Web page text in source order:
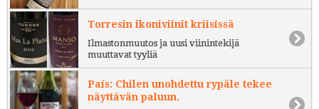
Torresin ikoniviinit kriisissä
Ilmastonmuutos ja uusi viinintekijä
muuttavat tyyliä
País: Chilen unohdettu rypäle tekee
näyttävän paluun.